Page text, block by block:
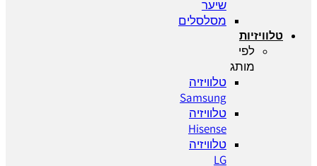
מסלסלים
טלוויזיות
לפי
טלוויזיה
Samsung
טלוויזיה
Hisense
טלוויזיה